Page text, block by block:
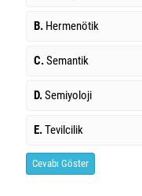
B. Hermenötik
C.Semantik
D.Semiyoloji
E.Tevilcilik
Cevabı Göster